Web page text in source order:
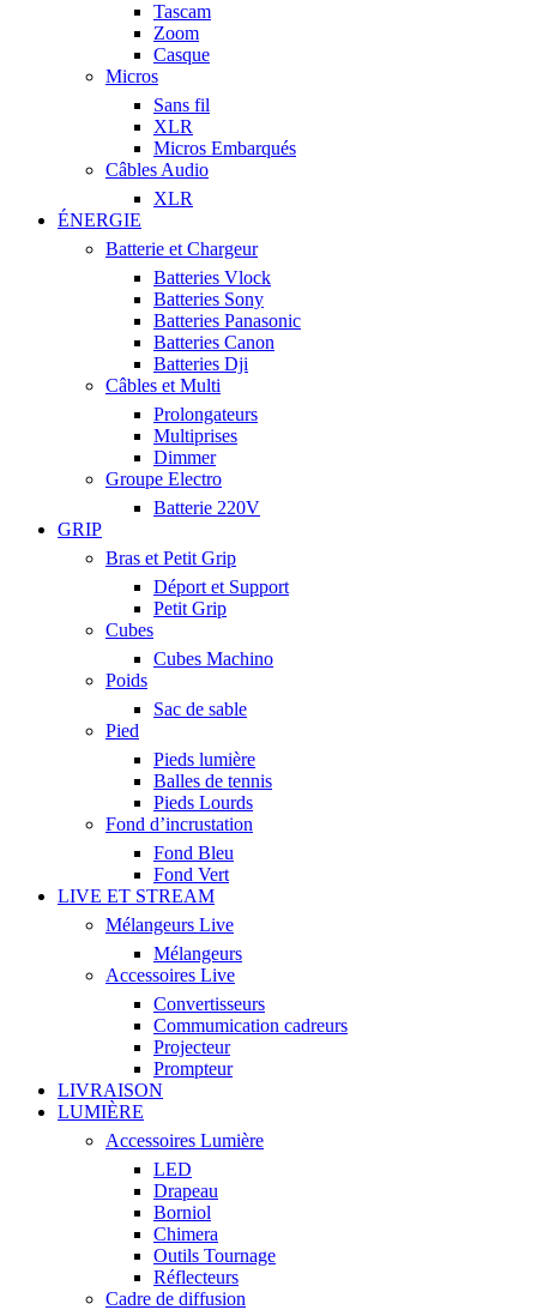
Tascam
Zoom
Casque
Micros
Sans fil
XLR
Micros Embarqués
Câbles Audio
XLR
ÉNERGIE
Batterie et Chargeur
Batteries Vlock
Batteries Sony
Batteries Panasonic
Batteries Canon
Batteries Dji
Câbles et Multi
Prolongateurs
Multiprises
Dimmer
Groupe Electro
Batterie 220V
GRIP
Bras et Petit Grip
Déport et Support
Petit Grip
Cubes
Cubes Machino
Poids
Sac de sable
Pied
Pieds lumière
Balles de tennis
Pieds Lourds
Fond d’incrustation
Fond Bleu
Fond Vert
LIVE ET STREAM
Mélangeurs Live
Mélangeurs
Accessoires Live
Convertisseurs
Commumication cadreurs
Projecteur
Prompteur
LIVRAISON
LUMIÈRE
Accessoires Lumière
LED
Drapeau
Borniol
Chimera
Outils Tournage
Réflecteurs
Cadre de diffusion